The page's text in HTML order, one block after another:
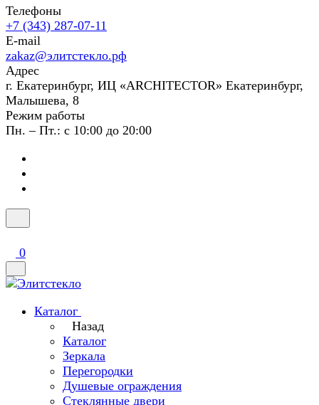
Телефоны
+7 (343) 287-07-11
E-mail
zakaz@элитстекло.рф
Адрес
г. Екатеринбург, ИЦ «ARCHITECTOR» Екатеринбург,
Малышева, 8
Режим работы
Пн. – Пт.: с 10:00 до 20:00
0
Каталог
Назад
Каталог
Зеркала
Перегородки
Душевые ограждения
Стеклянные двери